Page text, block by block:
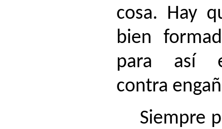
cosa. Hay
bien
para así
contra
Siempre